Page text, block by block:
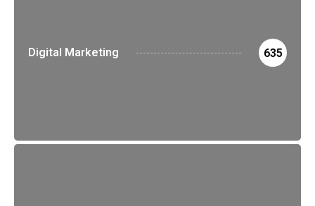
Digital Marketing 635